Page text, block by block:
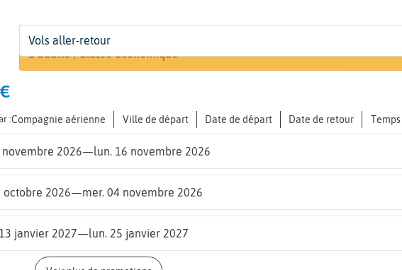
Départ
De... Lima (LIM)
Dates
Dates de votre voyage
Voyageurs | Classe
1 adulte | Classe économique
Vols aller-retour
: Compagnie aérienne Ville de départ Date de départ Date de retour
novembre 2026—lun. 16 novembre 2026
octobre 2026—mer. 04 novembre 2026
janvier 2027—lun. 25 janvier 2027